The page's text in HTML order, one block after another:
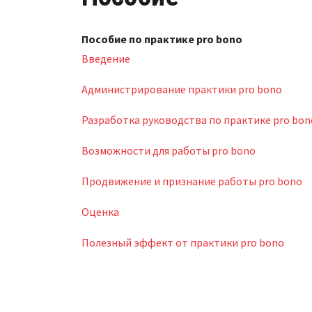
Пособие по практике pro bono
Введение
Администрирование практики pro bono
Разработка руководства по практике pro
Возможности для работы pro bono
Продвижение и признание работы pro bono
Оценка
Полезный эффект от практики pro bono